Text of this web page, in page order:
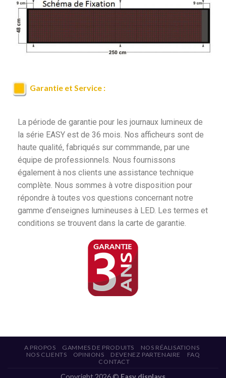
Garantie et Service :
La période de garantie pour les journaux lumineux de
la série EASY est de 36 mois. Nos afficheurs sont de
haute qualité, fabriqués sur commmande, par une
équipe de professionnels. Nous fournissons
également à nos clients une assistance technique
complète. Nous sommes à votre disposition pour
répondre à toutes vos questions concernant notre
gamme d’enseignes lumineuses à LED. Les termes et
conditions se trouvent dans la carte de garantie.
A PROPOS GAMMES DE PRODUITS
NOS RÉALISATIONS
NOS CLIENTS
OPINIONS DEVENEZ PARTENAIRE
FAQ
CONTACT